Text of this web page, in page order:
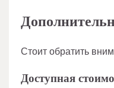
Стоит обратить
Доступная